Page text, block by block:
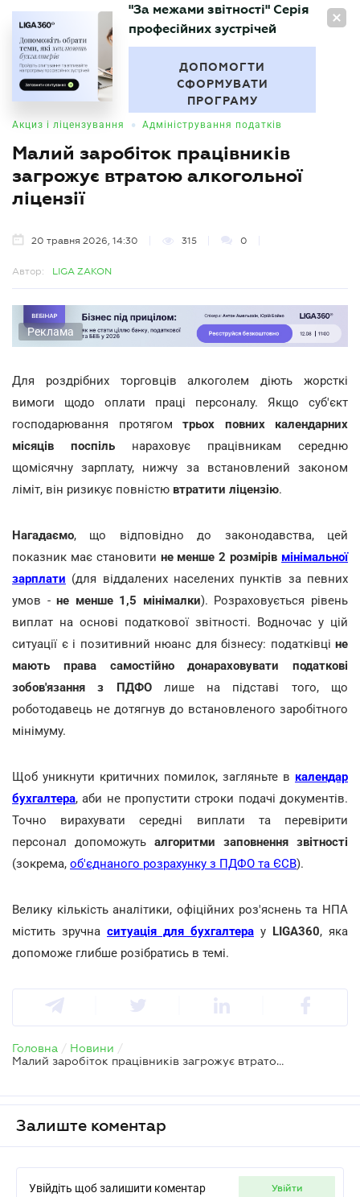
UA
БУХГАЛТЕР
"За межами звітності" Серія
професійних зустрічей
ДОПОМОГТИ
СФОРМУВАТИ
ПРОГРАМУ
Акциз і ліцензування • Адміністрування податків
Малий заробіток працівників
загрожує втратою алкогольної
ліцензії
20 травня 2026, 14:30 315 0
Автор: LIGA ZAKON
Реклама
Для роздрібних торговців алкоголем діють жорсткі
вимоги щодо оплати праці персоналу. Якщо суб'єкт
господарювання протягом трьох повних календарних
місяців поспіль нараховує працівникам середню
щомісячну зарплату, нижчу за встановлений законом
ліміт, він ризикує повністю втратити ліцензію.
Нагадаємо, що відповідно до законодавства, цей
показник має становити не менше 2 розмірів мінімальної
зарплати (для віддалених населених пунктів за певних
умов -не менше 1,5 мінімалки). Розраховується рівень
виплат на основі податкової звітності. Водночас у цій
ситуації є і позитивний нюанс для бізнесу: податківці не
мають права самостійно донараховувати податкові
зобов'язання з ПДФОлише на підставі того, що
роботодавець не дотягнув до встановленого заробітного
мінімуму.
Щоб уникнути критичних помилок, загляньте в календар
бухгалтера, аби не пропустити строки подачі документів.
Точно вирахувати середні виплати та перевірити
персонал допоможуть алгоритми заповнення звітності
(зокрема, об'єднаного розрахунку з ПДФО та ЄСВ).
Велику кількість аналітики, офіційних роз'яснень та НПА
містить зручна ситуація для бухгалтера у LIGA360, яка
допоможе глибше розібратись в темі.
Головна / Новини /
Малий заробіток працівників загрожує втратою алкогольної ліцензії
Залиште коментар
Увійдіть щоб залишити коментар увійти